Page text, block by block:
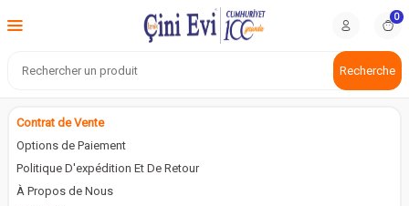
Recherche
0
Contrat de Vente
Options de Paiement
Politique D'expédition Et De Retour
À Propos de Nous